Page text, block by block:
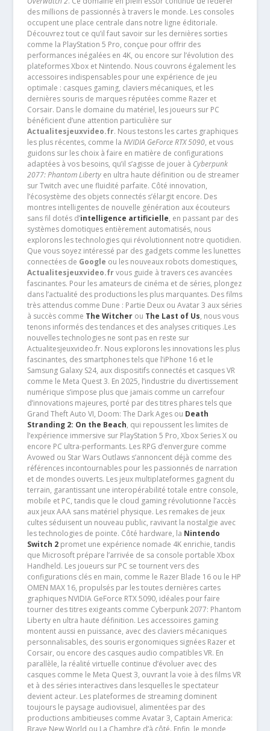
des millions de passionnés à travers le monde. Les consoles
occupent une place centrale dans notre ligne éditoriale.
Découvrez tout ce qu’il faut savoir sur les dernières sorties
comme la PlayStation 5 Pro, conçue pour offrir des
performances inégalées en 4K, ou encore sur l’évolution des
plateformes Xbox et Nintendo. Nous couvrons également les
accessoires indispensables pour une expérience de jeu
optimale : casques gaming, claviers mécaniques, et les
dernières souris de marques réputées comme Razer et
Corsair. Dans le domaine du matériel, les joueurs sur PC
bénéficient d’une attention particulière sur
Actualitesjeuxvideo.fr. Nous testons les cartes graphiques
les plus récentes, comme la NVIDIA GeForce RTX 5090, et vous
guidons sur les choix à faire en matière de configurations
adaptées à vos besoins, qu’il s’agisse de jouer à Cyberpunk
2077: Phantom Libertyen ultra haute définition ou de streamer
sur Twitch avec une fluidité parfaite. Côté innovation,
l’écosystème des objets connectés s’élargit encore. Des
montres intelligentes de nouvelle génération aux écouteurs
sans fil dotés d’intelligence artificielle, en passant par des
systèmes domotiques entièrement automatisés, nous
explorons les technologies qui révolutionnent notre quotidien.
Que vous soyez intéressé par des gadgets comme les lunettes
connectées de Google ou les nouveaux robots domestiques,
Actualitesjeuxvideo.frvous guide à travers ces avancées
fascinantes. Pour les amateurs de cinéma et de séries, plongez
dans l’actualité des productions les plus marquantes. Des films
très attendus comme Dune : Partie Deux ou Avatar 3 aux séries
à succès comme The Witcherou The Last of Us, nous vous
tenons informés des tendances et des analyses critiques .Les
nouvelles technologies ne sont pas en reste sur
Actualitesjeuxvideo.fr. Nous explorons les innovations les plus
fascinantes, des smartphones tels que l’iPhone 16 et le
Samsung Galaxy S24, aux dispositifs connectés et casques VR
comme le Meta Quest 3. En 2025, l’industrie du divertissement
numérique s’impose plus que jamais comme un carrefour
d’innovations majeures, porté par des titres phares tels que
Grand Theft Auto VI, Doom: The Dark Ages ou Death
Stranding 2: On the Beach, qui repoussent les limites de
l’expérience immersive sur PlayStation 5 Pro, Xbox Series X ou
encore PC ultra-performants. Les RPG d’envergure comme
Avowed ou Star Wars Outlaws s’annoncent déjà comme des
références incontournables pour les passionnés de narration
et de mondes ouverts. Les jeux multiplateformes gagnent du
terrain, garantissant une interopérabilité totale entre console,
mobile et PC, tandis que le cloud gaming révolutionne l’accès
aux jeux AAA sans matériel physique. Les remakes de jeux
cultes séduisent un nouveau public, ravivant la nostalgie avec
les technologies de pointe. Côté hardware, la Nintendo
Switch 2promet une expérience nomade 4K enrichie, tandis
que Microsoft prépare l’arrivée de sa console portable Xbox
Handheld. Les joueurs sur PC se tournent vers des
configurations clés en main, comme le Razer Blade 16 ou le HP
OMEN MAX 16, propulsés par les toutes dernières cartes
graphiques NVIDIA GeForce RTX 5090, idéales pour faire
tourner des titres exigeants comme Cyberpunk 2077: Phantom
Liberty en ultra haute définition. Les accessoires gaming
montent aussi en puissance, avec des claviers mécaniques
personnalisables, des souris ergonomiques signées Razer et
Corsair, ou encore des casques audio compatibles VR. En
parallèle, la réalité virtuelle continue d’évoluer avec des
casques comme le Meta Quest 3, ouvrant la voie à des films VR
et à des séries interactives dans lesquelles le spectateur
devient acteur. Les plateformes de streaming dominent
toujours le paysage audiovisuel, alimentées par des
productions ambitieuses comme Avatar 3, Captain America:
Brave New World ou La Chambre d’à côté. Enfin, le monde